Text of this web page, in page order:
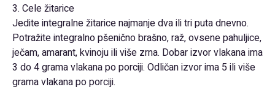
3. Cele žitarice
Jedite integralne žitarice najmanje dva ili tri puta dnevno.
Potražite integralno pšenično brašno, raž, ovsene pahuljice,
ječam, amarant, kvinoju ili više zrna. Dobar izvor vlakana ima
3 do 4 grama vlakana po porciji. Odličan izvor ima 5 ili više
grama vlakana po porciji.